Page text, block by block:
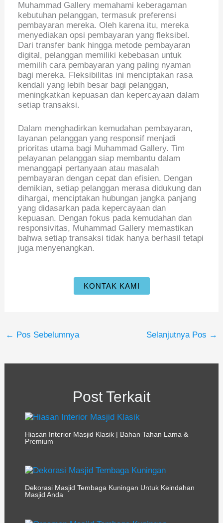
Muhammad Gallery memahami keberagaman
kebutuhan pelanggan, termasuk preferensi
pembayaran mereka. Oleh karena itu, mereka
menyediakan opsi pembayaran yang fleksibel.
Dari transfer bank hingga metode pembayaran
digital, pelanggan memiliki kebebasan untuk
memilih cara pembayaran yang paling nyaman
bagi mereka. Fleksibilitas ini menciptakan rasa
kendali yang lebih besar bagi pelanggan,
meningkatkan kepuasan dan kepercayaan dalam
setiap transaksi.
Dalam menghadirkan kemudahan pembayaran,
layanan pelanggan yang responsif menjadi
prioritas utama bagi Muhammad Gallery. Tim
pelayanan pelanggan siap membantu dalam
menanggapi pertanyaan atau masalah
pembayaran dengan cepat dan efisien. Dengan
demikian, setiap pelanggan merasa didukung dan
dihargai, menciptakan hubungan jangka panjang
yang didasarkan pada kepercayaan dan
kepuasan. Dengan fokus pada kemudahan dan
responsivitas, Muhammad Gallery memastikan
bahwa setiap transaksi tidak hanya berhasil tetapi
juga menyenangkan.
KONTAK KAMI
← Pos Sebelumnya Selanjutnya Pos →
Post Terkait
Hiasan Interior Masjid Klasik | Bahan Tahan Lama &
Premium
Dekorasi Masjid Tembaga Kuningan Untuk Keindahan
Masjid Anda